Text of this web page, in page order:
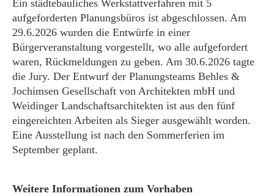
Ein städtebauliches Werkstattverfahren mit 5
aufgeforderten Planungsbüros ist abgeschlossen. Am
29.6.2026 wurden die Entwürfe in einer
Bürgerveranstaltung vorgestellt, wo alle aufgefordert
waren, Rückmeldungen zu geben. Am 30.6.2026 tagte
die Jury. Der Entwurf der Planungsteams Behles &
Jochimsen Gesellschaft von Architekten mbH und
Weidinger Landschaftsarchitekten ist aus den fünf
eingereichten Arbeiten als Sieger ausgewählt worden.
Eine Ausstellung ist nach den Sommerferien im
September geplant.
Weitere Informationen zum Vorhaben